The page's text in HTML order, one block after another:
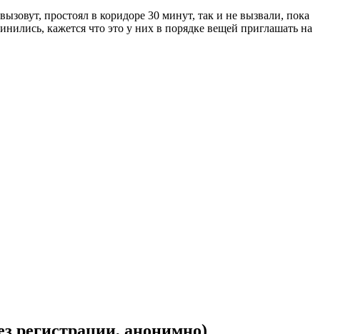
простоял в коридоре 30 минут, так и не вызвали, пока
кажется что это у них в порядке вещей приглашать на
регистрации, анонимно)